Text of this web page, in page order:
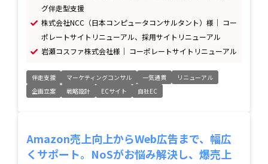
グ伴走型支援
株式会社NCC（日本コンピュータコンサルタント）様｜ コー
ポレートサイトリニューアル、採用サイトリニューアル
岩瀬コスファ株式会社様｜ コーポレートサイトリニューアル
伴走支援 マーケティングコンサル 一気通貫
リニューアル
企画立案
戦略設計 ECサイト 自社EC
Amazon売上向上からWeb広告まで、幅広
くサポート。NoSがお悩み解決し、爆売上